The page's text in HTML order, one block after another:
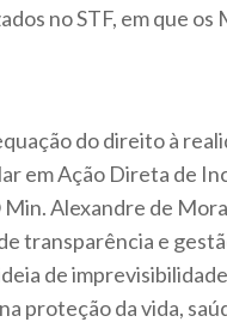
no STF, em que
do direito à
em Ação Direta de
Min. Alexandre de
transparência e
de
proteção da vida,